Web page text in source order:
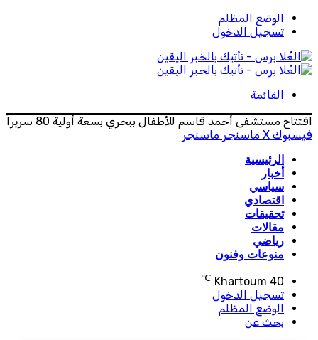
الوضع المظلم
تسجيل الدخول
القائمة
افتتاح مستشفى أحمد قاسم للأطفال ببحري بسعة أولية 80 سريراً
فيسبوك ‫X ماسنجر ماسنجر
الرئيسية
أخبار
سياسي
اقتصادي
تحقيقات
مقالات
رياضي
منوعات وفنون
Khartoum 40
℃
تسجيل الدخول
الوضع المظلم
بحث عن